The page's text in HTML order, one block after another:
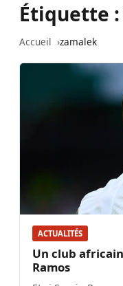
Étiquette :
Accueil zamalek
ACTUALITÉS
Un club
Ramos